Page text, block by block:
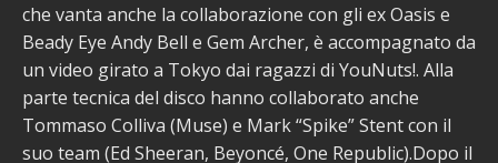
che vanta anche la collaborazione con gli ex Oasis e
Beady Eye Andy Bell e Gem Archer, è accompagnato da
un video girato a Tokyo dai ragazzi di YouNuts!. Alla
parte tecnica del disco hanno collaborato anche
Tommaso Colliva (Muse) e Mark “Spike” Stent con il
suo team (Ed Sheeran, Beyoncé, One Republic).Dopo il